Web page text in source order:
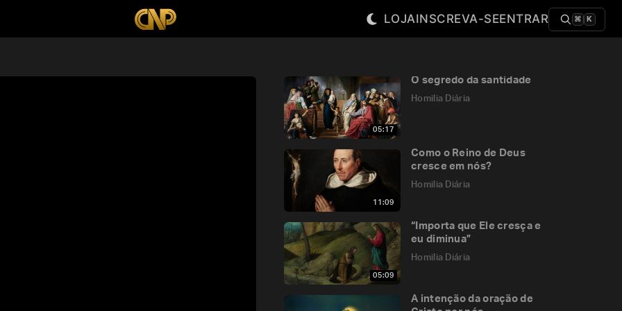
LOJAINSCREVA-SEENTRAR ⌘ K
05:17
O segredo da santidade
Homilia Diária
11:09
Como o Reino de Deus
cresce em nós?
Homilia Diária
05:09
“Importa que Ele cresça e
eu diminua”
Homilia Diária
A intenção da oração de